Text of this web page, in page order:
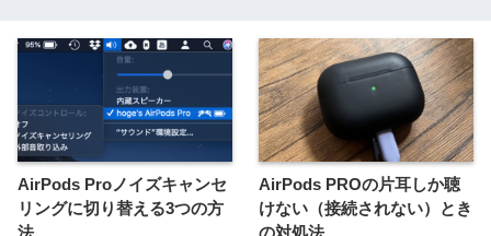
AirPods Proノイズキャンセ
リングに切り替える3つの方
法
AirPods PROの片耳しか聴
けない（接続されない）とき
の対処法